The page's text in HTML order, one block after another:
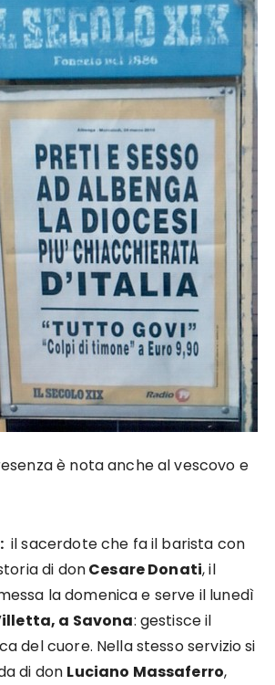
è nota anche al vescovo e
il sacerdote che fa il barista con
di donCesare Donati, il
la domenica e serve il lunedì
a Savona: gestisce il
del cuore. Nella stesso servizio si
di don Luciano Massaferro,